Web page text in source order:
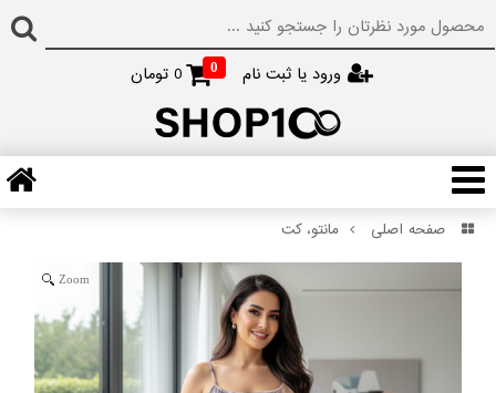
ورود یا ثبت نام 0
0 تومان
صفحه اصلی مانتو، کت
Zoom